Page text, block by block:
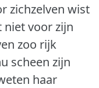
zichzelven wist
niet voor zijn
zoo rijk
scheen zijn
haar